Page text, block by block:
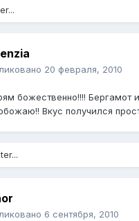
20 февраля, 2010
божественно!!!! Бергамот
Вкус получился
6 сентября, 2010